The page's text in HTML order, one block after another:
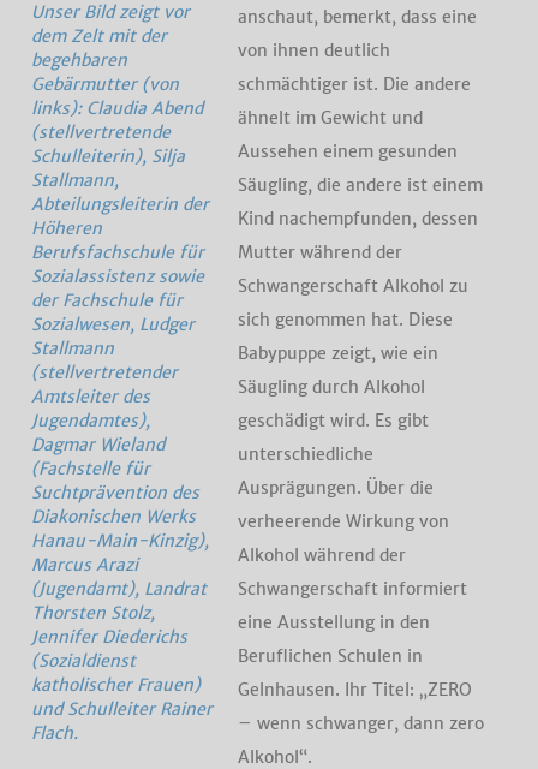
Unser Bild zeigt vor
dem Zelt mit der
begehbaren
Gebärmutter (von
links): Claudia Abend
(stellvertretende
Schulleiterin), Silja
Stallmann,
Abteilungsleiterin der
Höheren
Berufsfachschule für
Sozialassistenz sowie
der Fachschule für
Sozialwesen, Ludger
Stallmann
(stellvertretender
Amtsleiter des
Jugendamtes),
Dagmar Wieland
(Fachstelle für
Suchtprävention des
Diakonischen Werks
Hanau-Main-Kinzig),
Marcus Arazi
(Jugendamt), Landrat
Thorsten Stolz,
Jennifer Diederichs
(Sozialdienst
katholischer Frauen)
und Schulleiter Rainer
Flach.
anschaut, bemerkt, dass eine
von ihnen deutlich
schmächtiger ist. Die andere
ähnelt im Gewicht und
Aussehen einem gesunden
Säugling, die andere ist einem
Kind nachempfunden, dessen
Mutter während der
Schwangerschaft Alkohol zu
sich genommen hat. Diese
Babypuppe zeigt, wie ein
Säugling durch Alkohol
geschädigt wird. Es gibt
unterschiedliche
Ausprägungen. Über die
verheerende Wirkung von
Alkohol während der
Schwangerschaft informiert
eine Ausstellung in den
Beruflichen Schulen in
Gelnhausen. Ihr Titel: „ZERO
– wenn schwanger, dann zero
Alkohol“.